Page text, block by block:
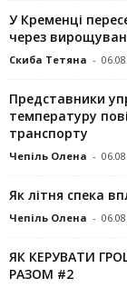
У Кременці
через
Скиба Тетяна -
Представники
температуру
транспорту
Чепіль Олена -
Як літня спека
Чепіль Олена -
ЯК КЕРУВАТИ
РАЗОМ #2